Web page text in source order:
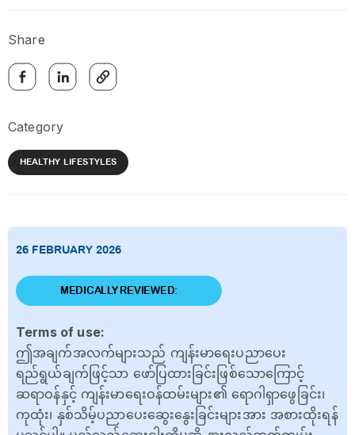
Share
Category
HEALTHY LIFESTYLES
26 FEBRUARY 2026
MEDICALLY REVIEWED:
Terms of use:
ဤအချက်အလက်များသည် ကျန်းမာရေးပညာပေး
ရည်ရွယ်ချက်ဖြင့်သာ ဖော်ပြထားခြင်းဖြစ်သောကြောင့်
ဆရာဝန်နှင့် ကျန်းမာရေးဝန်ထမ်းများ၏ ရောဂါရှာဖွေခြင်း၊
ကုထုံး၊ နှစ်သိမ့်ပညာပေးဆွေးနွေးခြင်းများအား အစားထိုးရန်